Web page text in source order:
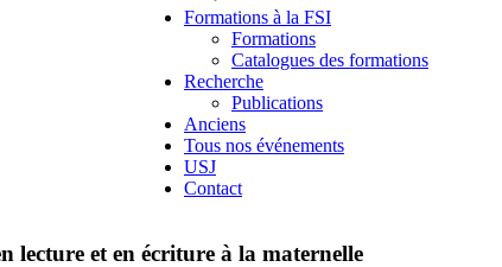
Formations à la FSI
Formations
Catalogues des formations
Recherche
Publications
Anciens
Tous nos événements
USJ
Contact
lecture et en écriture à la maternelle